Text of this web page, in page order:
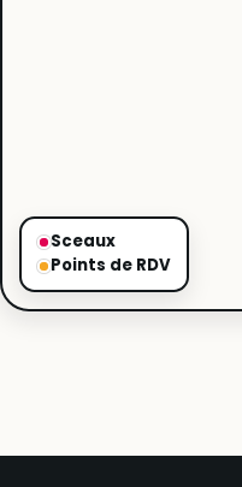
Sceaux
Points de RDV